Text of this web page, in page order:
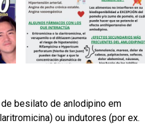
besilato de anlodipino em
ou indutores (por ex.